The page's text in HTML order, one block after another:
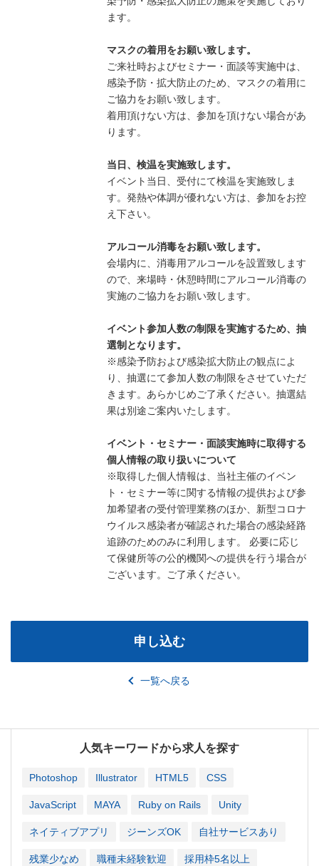
ます。
マスクの着用をお願い致します。
ご来社時およびセミナー・面談等実施中は、
感染予防・拡大防止のため、マスクの着用に
ご協力をお願い致します。
着用頂けない方は、参加を頂けない場合があ
ります。
当日、検温を実施致します。
イベント当日、受付にて検温を実施致しま
す。発熱や体調が優れない方は、参加をお控
え下さい。
アルコール消毒をお願い致します。
会場内に、消毒用アルコールを設置致します
ので、来場時・休憩時間にアルコール消毒の
実施のご協力をお願い致します。
イベント参加人数の制限を実施するため、抽
選制となります。
※感染予防および感染拡大防止の観点によ
り、抽選にて参加人数の制限をさせていただ
きます。あらかじめご了承ください。抽選結
果は別途ご案内いたします。
イベント・セミナー・面談実施時に取得する
個人情報の取り扱いについて
※取得した個人情報は、当社主催のイベン
ト・セミナー等に関する情報の提供および参
加希望者の受付管理業務のほか、新型コロナ
ウイルス感染者が確認された場合の感染経路
追跡のためのみに利用します。 必要に応じ
て保健所等の公的機関への提供を行う場合が
ございます。ご了承ください。
申し込む
一覧へ戻る
人気キーワードから求人を探す
Photoshop Illustrator HTML5 CSS
JavaScript MAYA Ruby on Rails Unity
ネイティブアプリ ジーンズOK 自社サービスあり
残業少なめ 職種未経験歓迎 採用枠5名以上